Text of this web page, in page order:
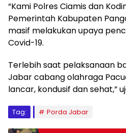
“Kami Polres Ciamis dan
Pemerintah Kabupaten
masif melakukan upaya
Covid-19.
Terlebih saat pelaksanaan
Jabar cabang olahraga
lancar, kondusif dan sehat,”
Tag: Porda Jabar